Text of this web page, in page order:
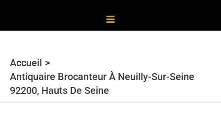
Accueil
Antiquaire Brocanteur À Neuilly-Sur-Seine
92200, Hauts De Seine